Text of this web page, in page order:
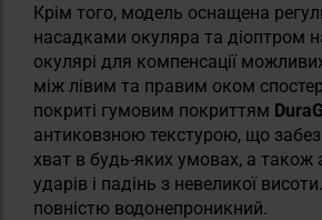
Крім того, модель оснащена
насадками окуляра та діоптром
окулярі для компенсації
між лівим та правим оком
покриті гумовим покриттям
антиковзною текстурою, що
хват в будь-яких умовах, а також
ударів і падінь з невеликої
повністю водонепроникний.